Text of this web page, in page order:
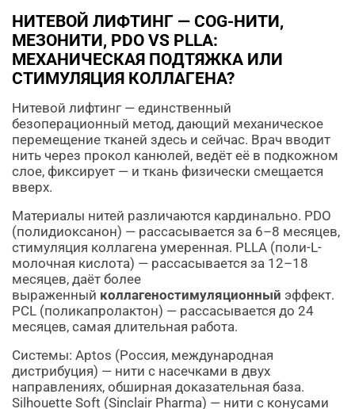
НИТЕВОЙ ЛИФТИНГ — COG-НИТИ,
МЕЗОНИТИ, PDO VS PLLA:
МЕХАНИЧЕСКАЯ ПОДТЯЖКА ИЛИ
СТИМУЛЯЦИЯ КОЛЛАГЕНА?
Нитевой лифтинг — единственный
безоперационный метод, дающий механическое
перемещение тканей здесь и сейчас. Врач вводит
нить через прокол канюлей, ведёт её в подкожном
слое, фиксирует — и ткань физически смещается
вверх.
Материалы нитей различаются кардинально. PDO
(полидиоксанон) — рассасывается за 6–8 месяцев,
стимуляция коллагена умеренная. PLLA (поли-L-
молочная кислота) — рассасывается за 12–18
месяцев, даёт более
выраженный коллагеностимуляционный эффект.
PCL (поликапролактон) — рассасывается до 24
месяцев, самая длительная работа.
Системы: Aptos (Россия, международная
дистрибуция) — нити с насечками в двух
направлениях, обширная доказательная база.
Silhouette Soft (Sinclair Pharma) — нити с конусами